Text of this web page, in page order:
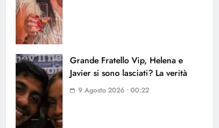
Grande Fratello Vip, Helena e
Javier si sono lasciati? La verità
9 Agosto 2026 • 00:22